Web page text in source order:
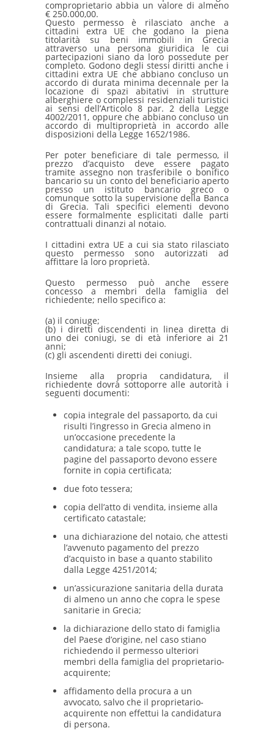
comproprietario abbia un valore di almeno
€ 250.000,00.
Questo permesso è rilasciato anche a
cittadini extra UE che godano la piena
titolarità su beni immobili in Grecia
attraverso una persona giuridica le cui
partecipazioni siano da loro possedute per
completo. Godono degli stessi diritti anche i
cittadini extra UE che abbiano concluso un
accordo di durata minima decennale per la
locazione di spazi abitativi in strutture
alberghiere o complessi residenziali turistici
ai sensi dell’Articolo 8 par. 2 della Legge
4002/2011, oppure che abbiano concluso un
accordo di multiproprietà in accordo alle
disposizioni della Legge 1652/1986.
Per poter beneficiare di tale permesso, il
prezzo d’acquisto deve essere pagato
tramite assegno non trasferibile o bonifico
bancario su un conto del beneficiario aperto
presso un istituto bancario greco o
comunque sotto la supervisione della Banca
di Grecia. Tali specifici elementi devono
essere formalmente esplicitati dalle parti
contrattuali dinanzi al notaio.
I cittadini extra UE a cui sia stato rilasciato
questo permesso sono autorizzati ad
affittare la loro proprietà.
Questo permesso può anche essere
concesso a membri della famiglia del
richiedente; nello specifico a:
(a) il coniuge;
(b) i diretti discendenti in linea diretta di
uno dei coniugi, se di età inferiore ai 21
anni;
(c) gli ascendenti diretti dei coniugi.
Insieme alla propria candidatura, il
richiedente dovrà sottoporre alle autorità i
seguenti documenti:
copia integrale del passaporto, da cui
risulti l’ingresso in Grecia almeno in
un’occasione precedente la
candidatura; a tale scopo, tutte le
pagine del passaporto devono essere
fornite in copia certificata;
due foto tessera;
copia dell’atto di vendita, insieme alla
certificato catastale;
una dichiarazione del notaio, che attesti
l’avvenuto pagamento del prezzo
d’acquisto in base a quanto stabilito
dalla Legge 4251/2014;
un’assicurazione sanitaria della durata
di almeno un anno che copra le spese
sanitarie in Grecia;
la dichiarazione dello stato di famiglia
del Paese d’origine, nel caso stiano
richiedendo il permesso ulteriori
membri della famiglia del proprietario-
acquirente;
affidamento della procura a un
avvocato, salvo che il proprietario-
acquirente non effettui la candidatura
di persona.